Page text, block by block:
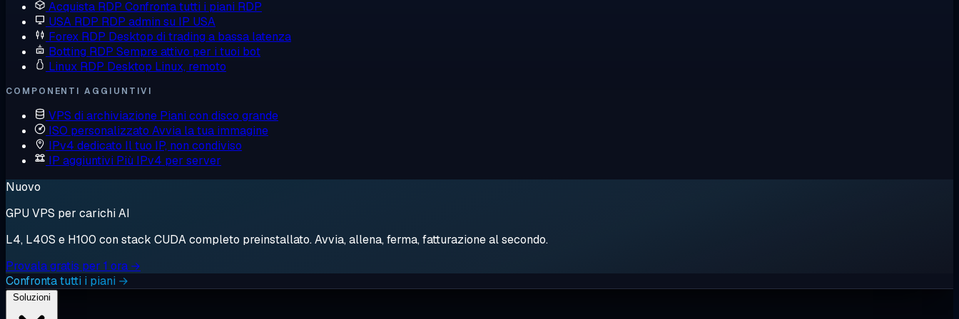
Acquista RDP Confronta tutti i piani RDP
USA RDP RDP admin su IP USA
Forex RDP Desktop di trading a bassa latenza
Botting RDP Sempre attivo per i tuoi bot
Linux RDP Desktop Linux, remoto
COMPONENTI AGGIUNTIVI
VPS di archiviazione Piani con disco grande
ISO personalizzato Avvia la tua immagine
IPv4 dedicato Il tuo IP, non condiviso
IP aggiuntivi Più IPv4 per server
Nuovo
GPU VPS per carichi AI
L4, L40S e H100 con stack CUDA completo preinstallato. Avvia, allena, ferma, fatturazione al secondo.
Provala gratis per 1 ora →
Confronta tutti i piani →